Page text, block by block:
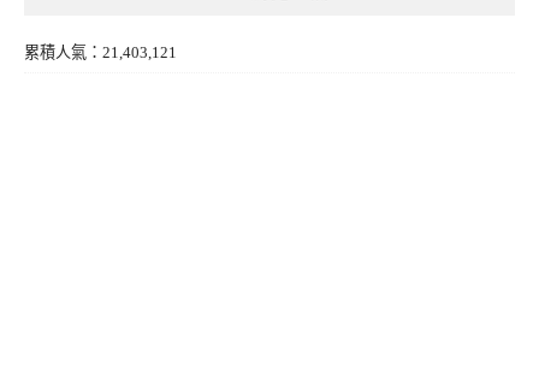
累積人氣：21,403,121